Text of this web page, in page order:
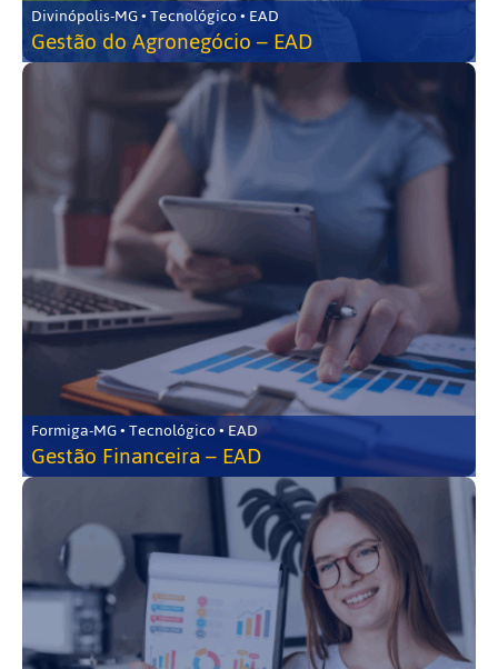
Divinópolis-MG • Tecnológico • EAD
Gestão do Agronegócio – EAD
Formiga-MG • Tecnológico • EAD
Gestão Financeira – EAD